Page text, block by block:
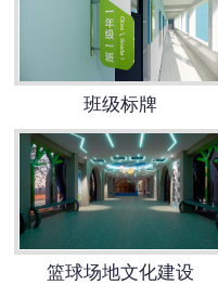
班级标牌
篮球场地文化建设